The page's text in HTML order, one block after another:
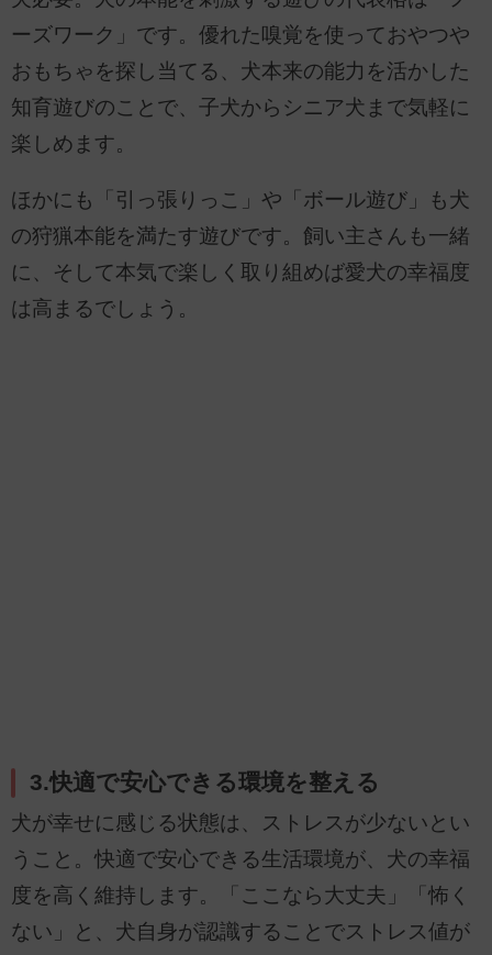
ーズワーク」です。優れた嗅覚を使っておやつや
おもちゃを探し当てる、犬本来の能力を活かした
知育遊びのことで、子犬からシニア犬まで気軽に
楽しめます。
ほかにも「引っ張りっこ」や「ボール遊び」も犬
の狩猟本能を満たす遊びです。飼い主さんも一緒
に、そして本気で楽しく取り組めば愛犬の幸福度
は高まるでしょう。
3.快適で安心できる環境を整える
犬が幸せに感じる状態は、ストレスが少ないとい
うこと。快適で安心できる生活環境が、犬の幸福
度を高く維持します。「ここなら大丈夫」「怖く
ない」と、犬自身が認識することでストレス値が